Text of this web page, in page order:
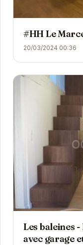
#HH Le
20/03/2024 00:36
Les baleines
avec garage